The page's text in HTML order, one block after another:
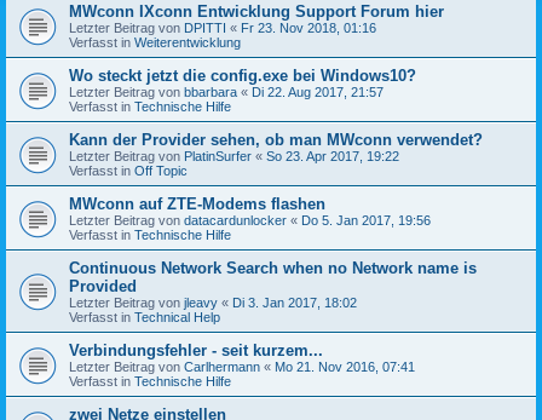
MWconn IXconn Entwicklung Support Forum hier
Letzter Beitrag von DPITTI « Fr 23. Nov 2018, 01:16
Verfasst in Weiterentwicklung
Wo steckt jetzt die config.exe bei Windows10?
Letzter Beitrag von bbarbara « Di 22. Aug 2017, 21:57
Verfasst in Technische Hilfe
Kann der Provider sehen, ob man MWconn verwendet?
Letzter Beitrag von PlatinSurfer « So 23. Apr 2017, 19:22
Verfasst in Off Topic
MWconn auf ZTE-Modems flashen
Letzter Beitrag von datacardunlocker « Do 5. Jan 2017, 19:56
Verfasst in Technische Hilfe
Continuous Network Search when no Network name is
Provided
Letzter Beitrag von jleavy « Di 3. Jan 2017, 18:02
Verfasst in Technical Help
Verbindungsfehler - seit kurzem...
Letzter Beitrag von Carlhermann « Mo 21. Nov 2016, 07:41
Verfasst in Technische Hilfe
zwei Netze einstellen